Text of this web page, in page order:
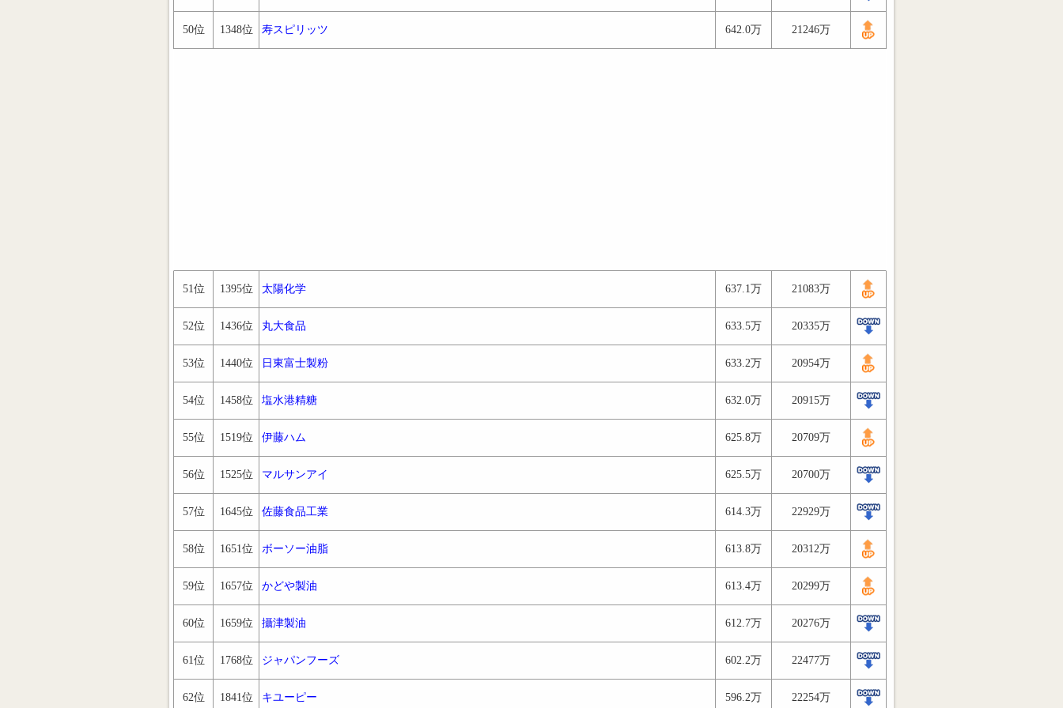
50位 1348位 寿スピリッツ 642.0万 21246万
51位 1395位 太陽化学 637.1万 21083万
52位 1436位 丸大食品 633.5万 20335万
53位 1440位 日東富士製粉 633.2万 20954万
54位 1458位 塩水港精糖 632.0万 20915万
55位 1519位 伊藤ハム 625.8万 20709万
56位 1525位 マルサンアイ 625.5万 20700万
57位 1645位 佐藤食品工業 614.3万 22929万
58位 1651位 ボーソー油脂 613.8万 20312万
59位 1657位 かどや製油 613.4万 20299万
60位 1659位 攝津製油 612.7万 20276万
61位 1768位 ジャパンフーズ 602.2万 22477万
62位 1841位 キユーピー 596.2万 22254万